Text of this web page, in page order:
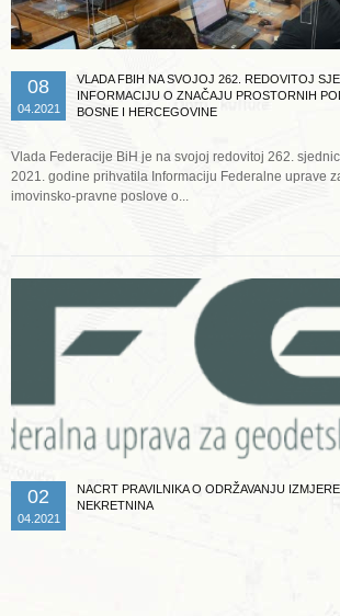
08
04.2021
VLADA FBIH NA SVOJOJ 262. REDOVITOJ
INFORMACIJU O ZNAČAJU PROSTORNIH
BOSNE I HERCEGOVINE
Vlada Federacije BiH je na svojoj redovitoj 262.
2021. godine prihvatila Informaciju Federalne uprave
imovinsko-pravne poslove o...
02
04.2021
NACRT PRAVILNIKA O ODRŽAVANJU
NEKRETNINA